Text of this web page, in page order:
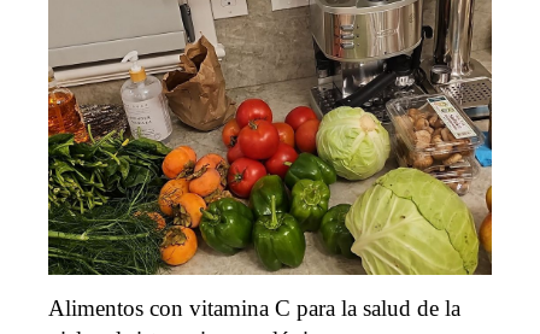
Alimentos con vitamina C para la salud de la